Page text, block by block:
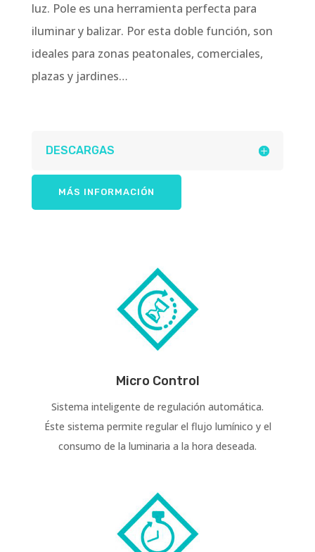
luz. Pole es una herramienta perfecta para
iluminar y balizar. Por esta doble función, son
ideales para zonas peatonales, comerciales,
plazas y jardines…
DESCARGAS
MÁS INFORMACIÓN
Micro Control
Sistema inteligente de regulación automática.
Éste sistema permite regular el flujo lumínico y el
consumo de la luminaria a la hora deseada.